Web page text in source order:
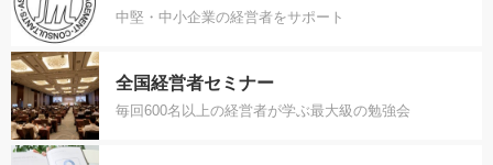
中堅・中小企業の経営者をサポート
全国経営者セミナー
毎回600名以上の経営者が学ぶ最大級の勉強会